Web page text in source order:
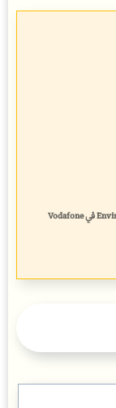
فيVodafone